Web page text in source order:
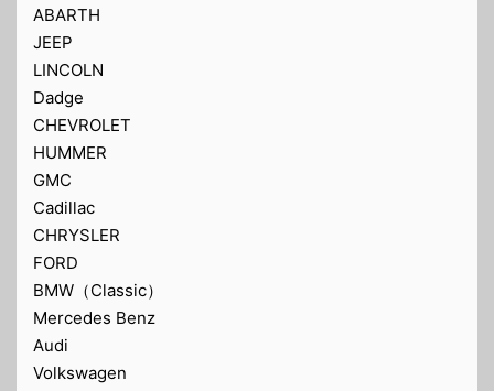
ABARTH
JEEP
LINCOLN
Dadge
CHEVROLET
HUMMER
GMC
Cadillac
CHRYSLER
FORD
BMW（Classic）
Mercedes Benz
Audi
Volkswagen